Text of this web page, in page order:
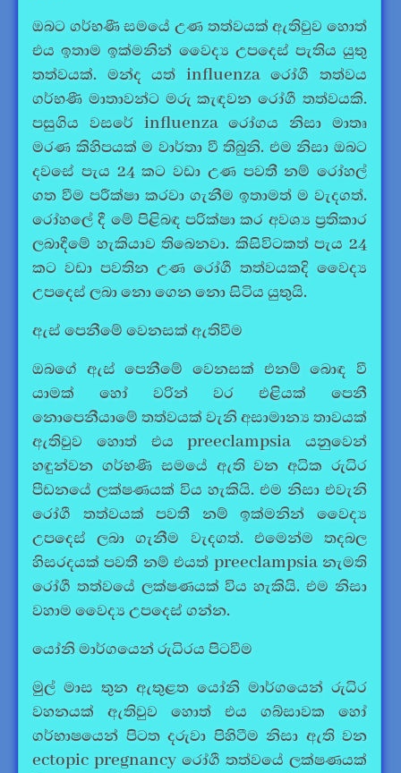
ඔබට ගර්භණී සමයේ උණ තත්වයක් ඇතිවුව හොත්
එය ඉතාම ඉක්මනින් වෛද්‍ය උපදෙස් පැතිය යුතු
තත්වයක්. මන්ද යත් influenza රෝගී තත්වය
ගර්භණී මාතාවන්ට මරු කැඳවන රෝගී තත්වයකි.
පසුගිය වසරේ influenza රෝගය නිසා මාතෘ
මරණ කිහිපයක් ම වාර්තා වී තිබුනි. එම නිසා ඔබට
දවසේ පැය 24 කට වඩා උණ පවතී නම් රෝහල්
ගත වීම පරීක්ෂා කරවා ගැනීම ඉතාමත් ම වැදගත්.
රෝහලේ දී මේ පිළිබඳ පරික්ෂා කර අවශ්‍ය ප්‍රතිකාර
ලබාදීමේ හැකියාව තිබෙනවා. කිසිවිටකත් පැය 24
කට වඩා පවතින උණ රෝගී තත්වයකදි වෛද්‍ය
උපදෙස් ලබා නො ගෙන නො සිටිය යුතුයි.
ඇස් පෙනීමේ වෙනසක් ඇතිවීම
ඔබගේ ඇස් පෙනීමේ වෙනසක් එනම් බොඳ වී
යාමක් හෝ වරින් වර එළියක් පෙනී
නොපෙනීයාමේ තත්වයක් වැනි අසාමාන්‍ය තාවයක්
ඇතිවුව හොත් එය preeclampsia යනුවෙන්
හඳුන්වන ගර්භණී සමයේ ඇති වන අධික රුධිර
පීඩනයේ ලක්ෂණයක් විය හැකියි. එම නිසා එවැනි
රෝගී තත්වයක් පවතී නම් ඉක්මනින් වෛද්‍ය
උපදෙස් ලබා ගැනීම වැදගත්. එමෙන්ම තදබල
හිසරදයක් පවතී නම් එයත් preeclampsia නැමති
රෝගී තත්වයේ ලක්ෂණයක් විය හැකියි. එම නිසා
වහාම වෛද්‍ය උපදෙස් ගන්න.
යෝනි මාර්ගයෙන් රුධිරය පිටවීම
මුල් මාස තුන ඇතුළත යෝනි මාර්ගයෙන් රුධිර
වහනයක් ඇතිවුව හොත් එය ගබ්සාවක හෝ
ගර්භාෂයෙන් පිටත දරුවා පිහිටීම නිසා ඇති වන
ectopic pregnancy රෝගී තත්වයේ ලක්ෂණයක්